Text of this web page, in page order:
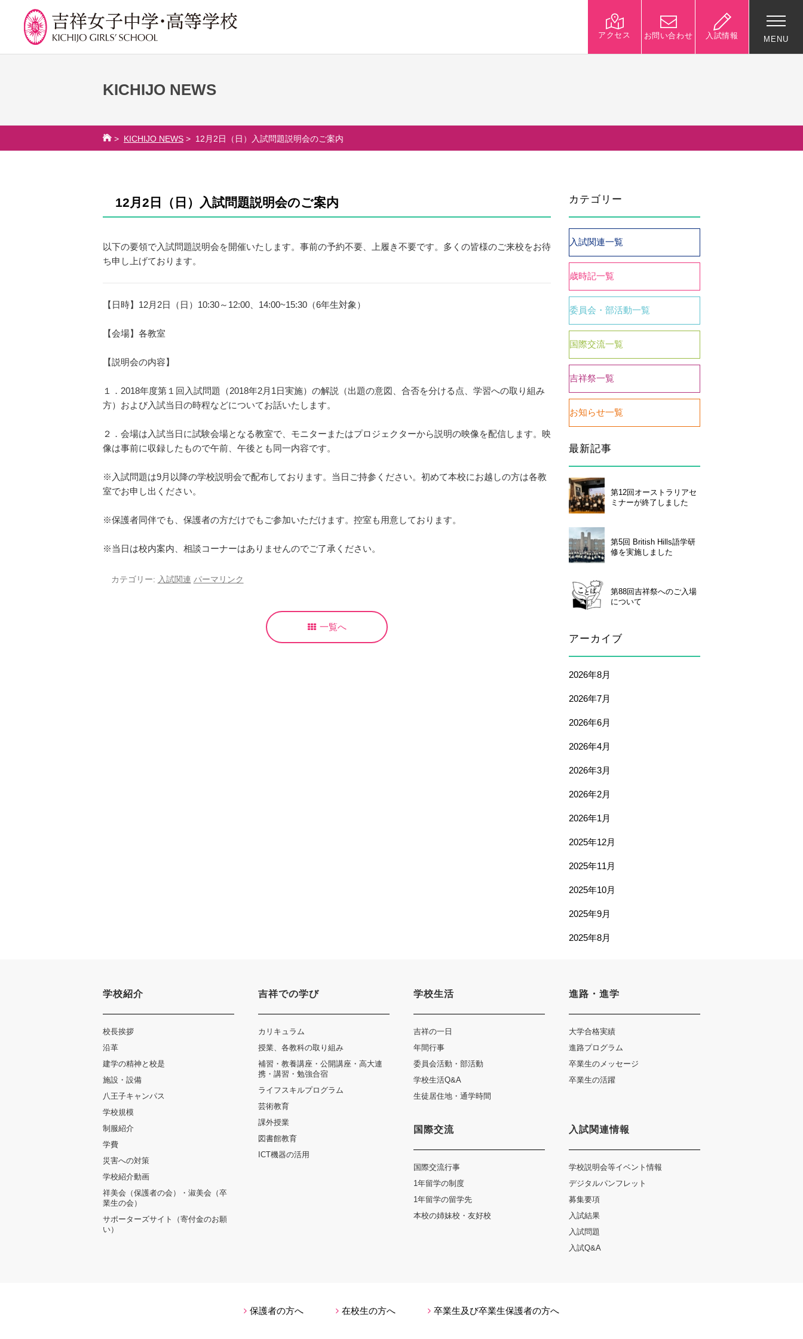
アクセス お問い合わせ 入試情報 MENU
学校紹介
沿革
八王子キャンパス
災害への対策
学校紹介動画
淑美会（卒業生の会）
付金のお願い）
吉祥での学び
授業、各教科の取り組み
ライフスキルプログラム
課外授業
図書館教育
年間行事
生徒居住地・通学時間
進路プログラム
1年留学の制度
入試問題
保護者の方へ 在校生の方へ 卒業生及び卒業生保護者の方へ 個人情報保護について
KICHIJO NEWS
> KICHIJO NEWS > 12月2日（日）入試問題説明会のご案内
12月2日（日）入試問題説明会のご案内
以下の要領で入試問題説明会を開催いたします。事前の予約不要、上履き不要です。多くの皆様のご来校をお待
ち申し上げております。
【日時】12月2日（日） 10:30～ 12:00 、14:00~15:30（6年生対象）
【会場】各教室
【説明会の内容】
１．2018年度第１回入試問題（2018年2月1日実施）の解説（出題の意図、合否を分ける点、学習への取り組み
方）および入試当日の時程などについてお話いたします。
２．会場は入試当日に試験会場となる教室で、モニターまたはプロジェクターから説明の映像を配信します。映
像は事前に収録したもので午前、午後とも同一内容です。
※入試問題は9月以降の学校説明会で配布しております。当日ご持参ください。初めて本校にお越しの方は各教
室でお申し出ください。
※保護者同伴でも、保護者の方だけでもご参加いただけます。控室も用意しております。
※当日は校内案内、相談コーナーはありませんのでご了承ください。
カテゴリー: 入試関連 パーマリンク
一覧へ
カテゴリー
入試関連一覧
歳時記一覧
委員会・部活動一覧
国際交流一覧
吉祥祭一覧
お知らせ一覧
最新記事
第12回オーストラリアセ
ミナーが終了しました
第5回 British Hills語学研
修を実施しました
第88回吉祥祭へのご入場
について
アーカイブ
2026年8月
2026年7月
2026年6月
2026年4月
2026年3月
2026年2月
2026年1月
2025年12月
2025年11月
2025年10月
2025年9月
2025年8月
学校紹介
校長挨拶
沿革
建学の精神と校是
施設・設備
八王子キャンパス
学校規模
制服紹介
学費
災害への対策
学校紹介動画
祥美会（保護者の会）・淑美会（卒
業生の会）
サポーターズサイト（寄付金のお願
い）
吉祥での学び
カリキュラム
授業、各教科の取り組み
補習・教養講座・公開講座・高大連
携・講習・勉強合宿
ライフスキルプログラム
芸術教育
課外授業
図書館教育
ICT機器の活用
学校生活
吉祥の一日
年間行事
委員会活動・部活動
学校生活Q&A
生徒居住地・通学時間
進路・進学
大学合格実績
進路プログラム
卒業生のメッセージ
卒業生の活躍
国際交流
国際交流行事
1年留学の制度
1年留学の留学先
本校の姉妹校・友好校
入試関連情報
学校説明会等イベント情報
デジタルパンフレット
募集要項
入試結果
入試問題
入試Q&A
保護者の方へ 在校生の方へ 卒業生及び卒業生保護者の方へ